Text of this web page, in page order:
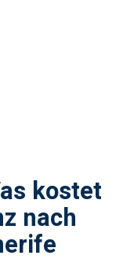
kostet
nach